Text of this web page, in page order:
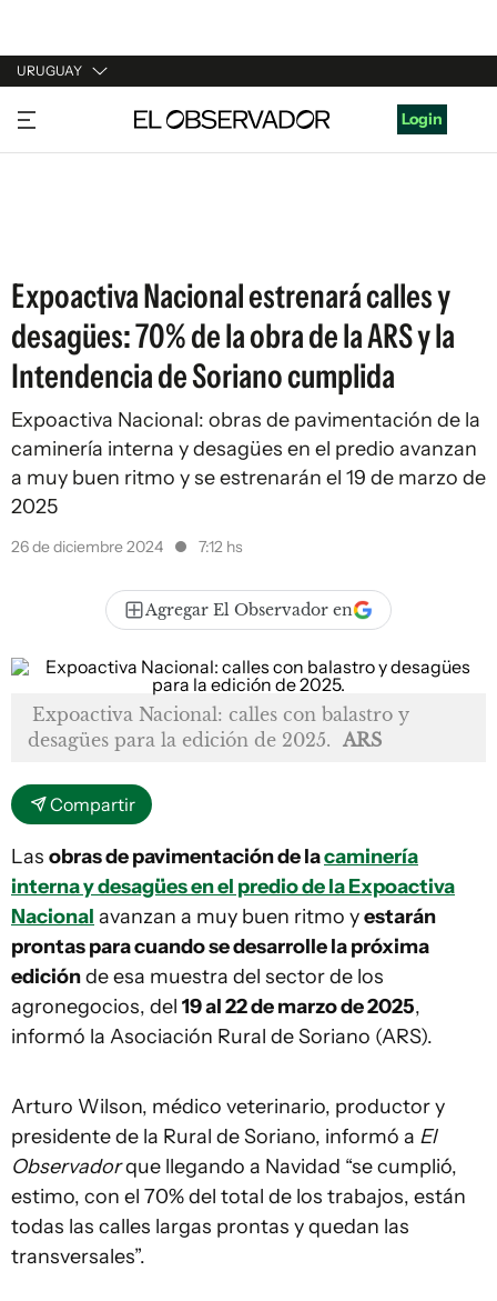
URUGUAY
URUGUAY
ARGENTINA
Login
Expoactiva Nacional estrenará calles y
desagües: 70% de la obra de la ARS y la
Intendencia de Soriano cumplida
Expoactiva Nacional: obras de pavimentación de la
caminería interna y desagües en el predio avanzan
a muy buen ritmo y se estrenarán el 19 de marzo de
2025
26 de diciembre 2024 7:12 hs
Agregar El Observador en
Expoactiva Nacional: calles con balastro y
desagües para la edición de 2025. ARS
Compartir
Las obras de pavimentación de lacaminería
interna y desagües en el predio de la Expoactiva
Nacional avanzan a muy buen ritmo yestarán
prontas para cuando se desarrolle la próxima
ediciónde esa muestra del sector de los
agronegocios, del 19 al 22 de marzo de 2025,
informó la Asociación Rural de Soriano (ARS).
Arturo Wilson, médico veterinario, productor y
presidente de la Rural de Soriano, informó a El
Observadorque llegando a Navidad “se cumplió,
estimo, con el 70% del total de los trabajos, están
todas las calles largas prontas y quedan las
transversales”.